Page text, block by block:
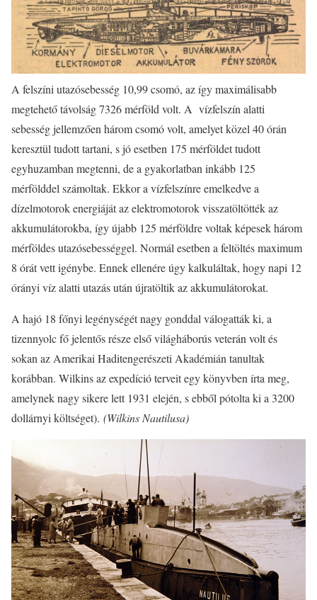
A felszíni utazósebesség 10,99 csomó, az így maximálisabb
megtehető távolság 7326 mérföld volt. A vízfelszín alatti
sebesség jellemzően három csomó volt, amelyet közel 40 órán
keresztül tudott tartani, s jó esetben 175 mérföldet tudott
egyhuzamban megtenni, de a gyakorlatban inkább 125
mérfölddel számoltak. Ekkor a vízfelszínre emelkedve a
dízelmotorok energiáját az elektromotorok visszatöltötték az
akkumulátorokba, így újabb 125 mérföldre voltak képesek három
mérföldes utazósebességgel. Normál esetben a feltöltés maximum
8 órát vett igénybe. Ennek ellenére úgy kalkuláltak, hogy napi 12
órányi víz alatti utazás után újratöltik az akkumulátorokat.
A hajó 18 főnyi legénységét nagy gonddal válogatták ki, a
tizennyolc fő jelentős része első világháborús veterán volt és
sokan az Amerikai Haditengerészeti Akadémián tanultak
korábban. Wilkins az expedíció terveit egy könyvben írta meg,
amelynek nagy sikere lett 1931 elején, s ebből pótolta ki a 3200
dollárnyi költséget). (Wilkins Nautilusa)